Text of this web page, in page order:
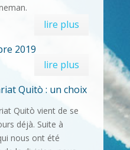
lire plus
2019
lire plus
Quitò : un choix
Quitò vient de se
déjà. Suite à
nous ont été